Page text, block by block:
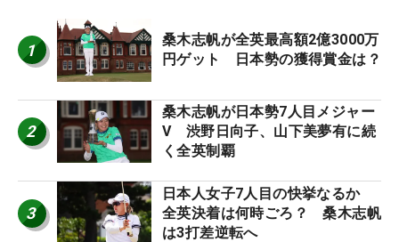
1
桑木志帆が全英最高額2億3000万
円ゲット 日本勢の獲得賞金は？
2
桑木志帆が日本勢7人目メジャー
V 渋野日向子、山下美夢有に続
く全英制覇
3
日本人女子7人目の快挙なるか
全英決着は何時ごろ？ 桑木志帆
は3打差逆転へ